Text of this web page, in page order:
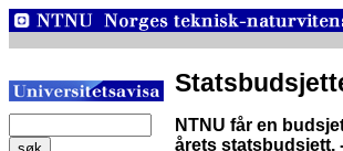
NTNU får en
årets statsbudsjett.